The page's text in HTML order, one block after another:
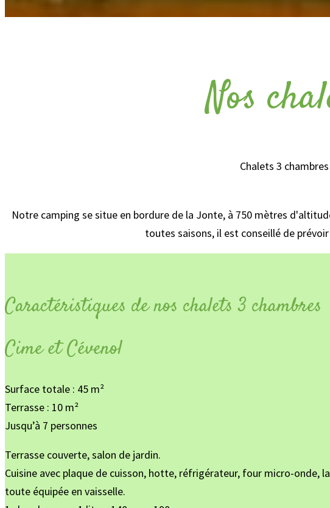
Nos
Chalets 3
Notre camping se situe en bordure de la Jonte, à 750 mètres
toutes saisons, il est conseillé de
Caractéristiques de nos chalets 3 chambres
Cime et Cévenol
Surface totale : 45 m²
Terrasse : 10 m²
Jusqu’à 7 personnes
Terrasse couverte, salon de jardin.
Cuisine avec plaque de cuisson, hotte, réfrigérateur, four micro-onde,
toute équipée en vaisselle.